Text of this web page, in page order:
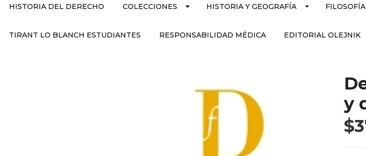
HISTORIA DEL DERECHO COLECCIONES HISTORIA Y GEOGRAFÍA FILOSOFÍA
TIRANT LO BLANCH ESTUDIANTES RESPONSABILIDAD MÉDICA EDITORIAL OLEJNIK
y